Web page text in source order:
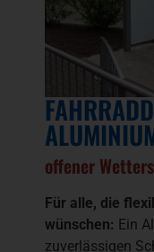
offener
Für alle, die
wünschen: Ein
zuverlässigen